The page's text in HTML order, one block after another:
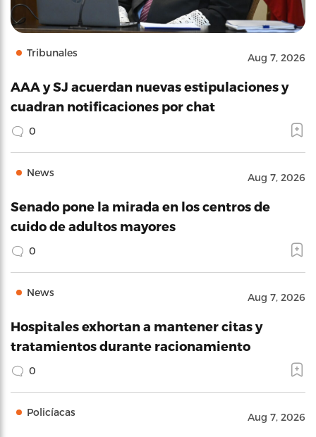
Tribunales Aug 7, 2026
AAA y SJ acuerdan nuevas estipulaciones y
cuadran notificaciones por chat
0
News Aug 7, 2026
Senado pone la mirada en los centros de
cuido de adultos mayores
0
News Aug 7, 2026
Hospitales exhortan a mantener citas y
tratamientos durante racionamiento
0
Policíacas Aug 7, 2026